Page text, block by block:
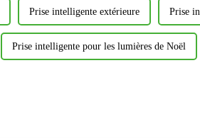
Prise intelligente extérieure Prise
Prise intelligente pour les lumières de Noël